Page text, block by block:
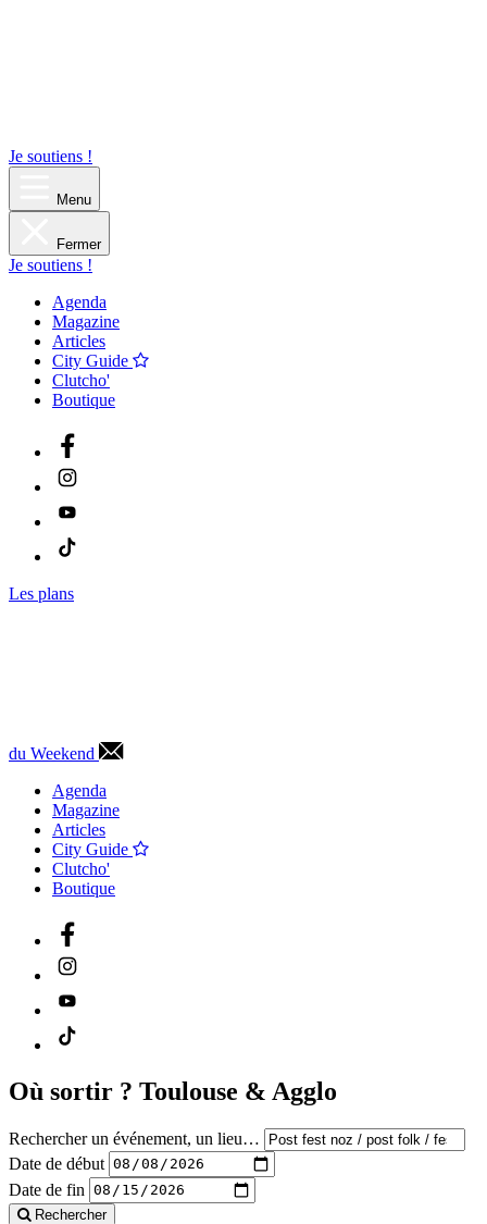
Je soutiens !
Menu
Fermer
Je soutiens !
Agenda
Magazine
Articles
City Guide
Clutcho'
Boutique
Les plans
du Weekend
Agenda
Magazine
Articles
City Guide
Clutcho'
Boutique
Où sortir ? Toulouse & Agglo
Rechercher un événement, un lieu…
Date de début
Date de fin
Rechercher